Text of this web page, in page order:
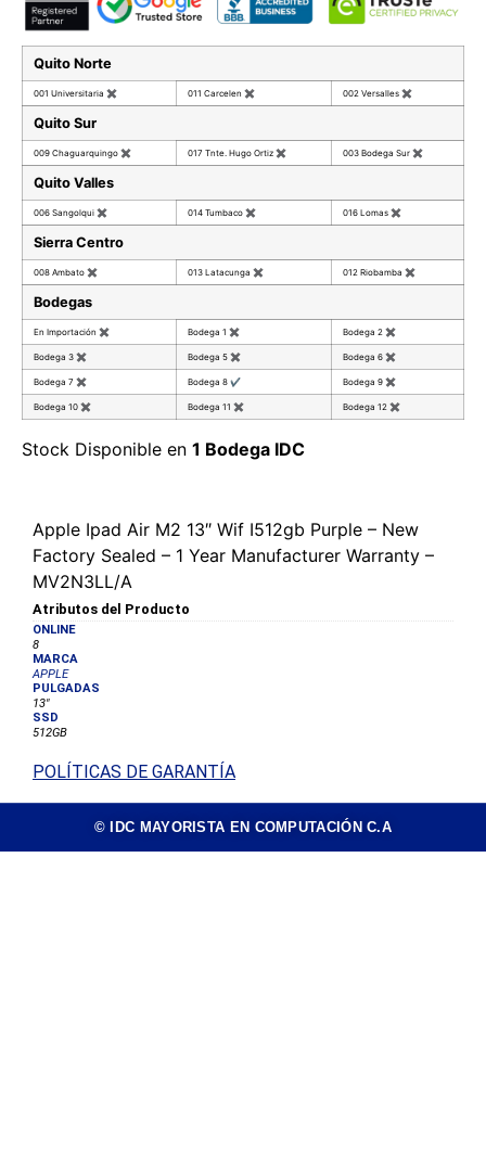
Quito Norte
001 Universitaria ✖ 011 Carcelen ✖ 002 Versalles ✖
Quito Sur
009 Chaguarquingo ✖ 017 Tnte. Hugo Ortiz ✖ 003 Bodega Sur ✖
Quito Valles
006 Sangolqui ✖ 014 Tumbaco ✖ 016 Lomas ✖
Sierra Centro
008 Ambato ✖ 013 Latacunga ✖ 012 Riobamba ✖
Bodegas
En Importación ✖ Bodega 1 ✖ Bodega 2 ✖
Bodega 3 ✖ Bodega 5 ✖ Bodega 6 ✖
Bodega 7 ✖ Bodega 8 ✔ Bodega 9 ✖
Bodega 10 ✖ Bodega 11 ✖ Bodega 12 ✖
Stock Disponible en 1 Bodega IDC
Apple Ipad Air M2 13″ Wif I512gb Purple – New
Factory Sealed – 1 Year Manufacturer Warranty –
MV2N3LL/A
Atributos del Producto
ONLINE
8
MARCA
APPLE
PULGADAS
13"
SSD
512GB
POLÍTICAS DE GARANTÍA
© IDC MAYORISTA EN COMPUTACIÓN C.A